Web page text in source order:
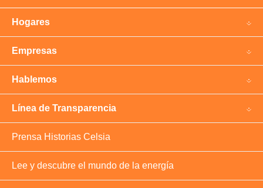
Hogares
Empresas
Prensa Historias Celsia
Lee y descubre el mundo de la energía
Hablemos
Línea de Transparencia